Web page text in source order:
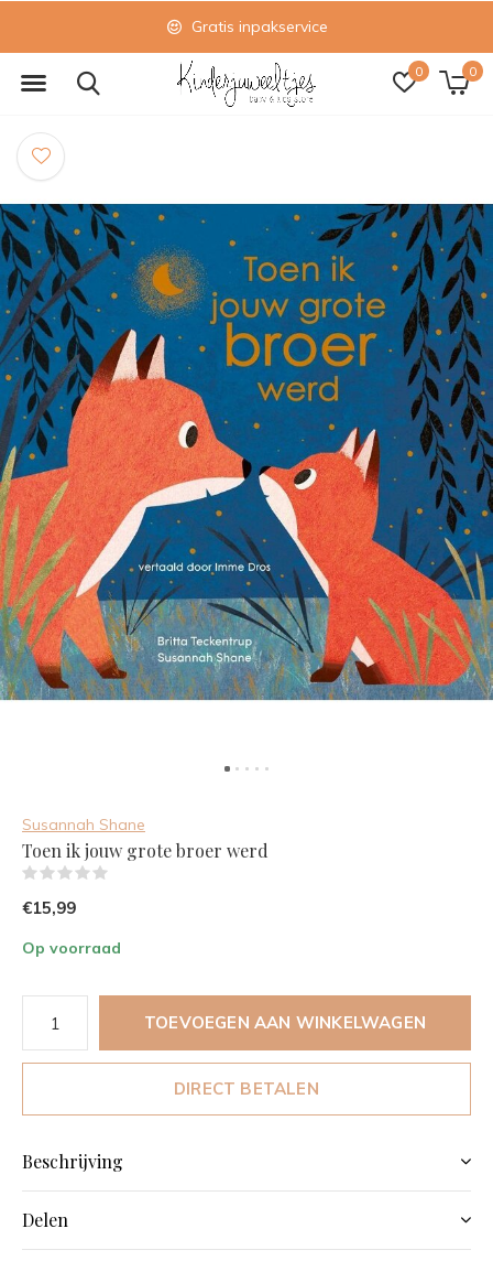
0 0
Gratis inpakservice
Susannah Shane
Toen ik jouw grote broer werd
€15,99
Op voorraad
TOEVOEGEN AAN WINKELWAGEN
DIRECT BETALEN
Beschrijving
Delen